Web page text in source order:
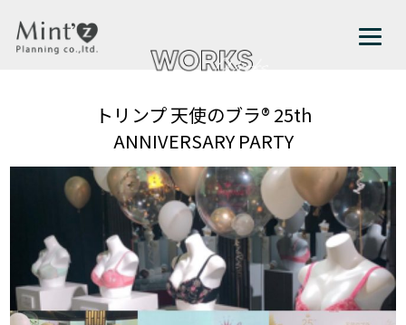
トリンプ 天使のブラ® 25th
ANNIVERSARY PARTY